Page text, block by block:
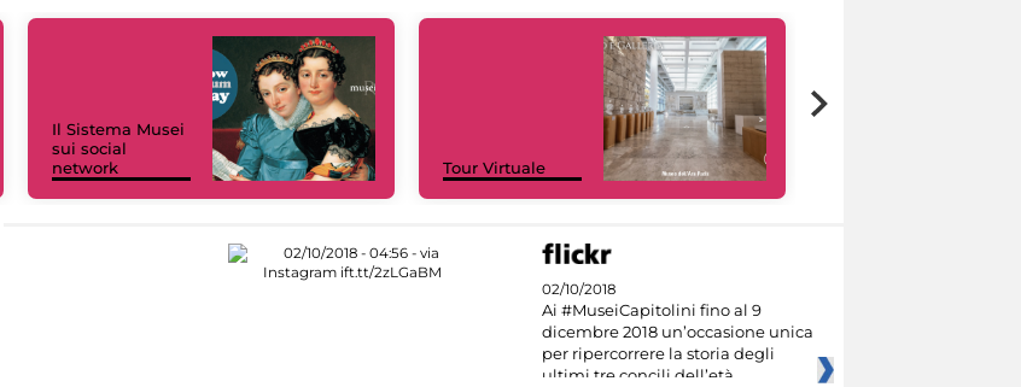
Il Sistema Musei
sui social
network
Tour Virtuale
02/10/2018
Ai #MuseiCapitolini fino al 9
dicembre 2018 un’occasione unica
per ripercorrere la storia degli
ultimi tre concili dell’età